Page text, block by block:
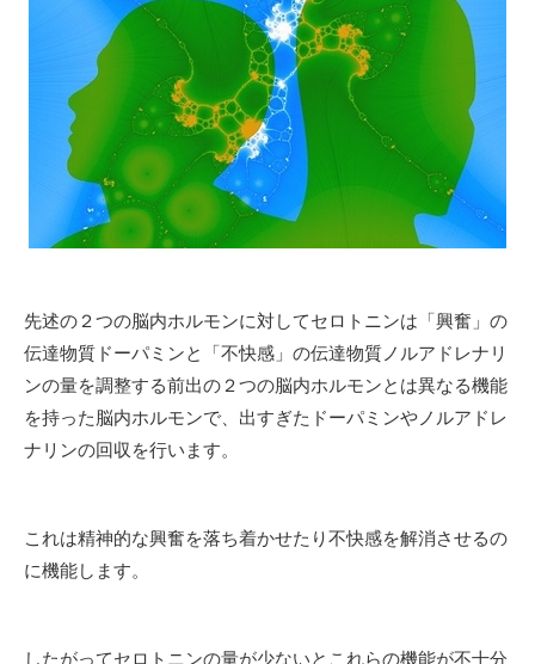
先述の２つの脳内ホルモンに対してセロトニンは「興奮」の
伝達物質ドーパミンと「不快感」の伝達物質ノルアドレナリ
ンの量を調整する前出の２つの脳内ホルモンとは異なる機能
を持った脳内ホルモンで、出すぎたドーパミンやノルアドレ
ナリンの回収を行います。
これは精神的な興奮を落ち着かせたり不快感を解消させるの
に機能します。
したがってセロトニンの量が少ないとこれらの機能が不十分